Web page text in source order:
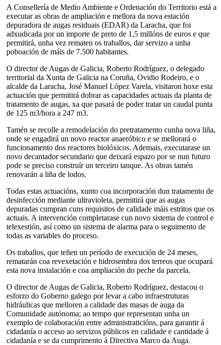
A Consellería de Medio Ambiente e Ordenación do Territorio está a
executar as obras de ampliación e mellora da nova estación
depuradora de augas residuais (EDAR) da Laracha, que foi
adxudicada por un importe de preto de 1,5 millóns de euros e que
permitirá, unha vez rematen os traballos, dar servizo a unha
poboación de máis de 7.500 habitantes.
O director de Augas de Galicia, Roberto Rodríguez, o delegado
territorial da Xunta de Galicia na Coruña, Ovidio Rodeiro, e o
alcalde da Laracha, José Manuel López Varela, visitaron hoxe esta
actuación que permitirá dobrar as capacidades actuais da planta de
tratamento de augas, xa que pasará de poder tratar un caudal punta
de 125 m3/hora a 247 m3.
Tamén se recolle a remodelación do pretratamento cunha nova liña,
onde se engadirá un novo reactor anaeróbico e se mellorará o
funcionamento dos reactores biolóxicos. Ademais, executarase un
novo decantador secundario que deixará espazo por se nun futuro
pode se preciso construír un terceiro tanque. As obras tamén
renovarán a liña de lodos.
Todas estas actuacións, xunto coa incorporación dun tratamento de
desinfección mediante ultravioleta, permitirá que as augas
depuradas cumpran cuns requisitos de calidade máis estritos que os
actuais. A intervención completarase cun novo sistema de control e
telexestión, así como un sistema de alarma para o seguimento de
todas as variables do proceso.
Os traballos, que teñen un período de execución de 24 meses,
rematarán coa revexetación e hidrosembra dos terreos que ocupará
esta nova instalación e coa ampliación do peche da parcela.
O director de Augas de Galicia, Roberto Rodríguez, destacou o
esforzo do Goberno galego por levar a cabo infraestruturas
hidráulicas que melloren a calidade das masas de auga da
Comunidade autónoma; ao tempo que representan unha un
exemplo de colaboración entre administraticións, para garantir á
cidadanía o acceso ao servizos públicos en calidade e cantidade á
cidadanía e se da cumprimento á Directiva Marco da Auga.